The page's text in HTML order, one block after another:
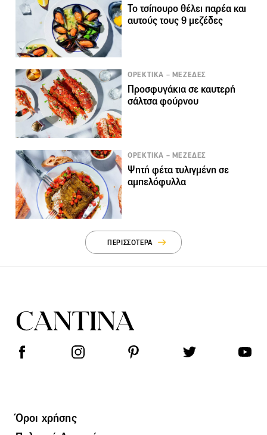
Το τσίπουρο θέλει παρέα και
αυτούς τους 9 μεζέδες
ΟΡΕΚΤΙΚΑ – ΜΕΖΕΔΕΣ
Προσφυγάκια σε καυτερή
σάλτσα φούρνου
ΟΡΕΚΤΙΚΑ – ΜΕΖΕΔΕΣ
Ψητή φέτα τυλιγμένη σε
αμπελόφυλλα
ΠΕΡΙΣΣΟΤΕΡΑ
Όροι χρήσης